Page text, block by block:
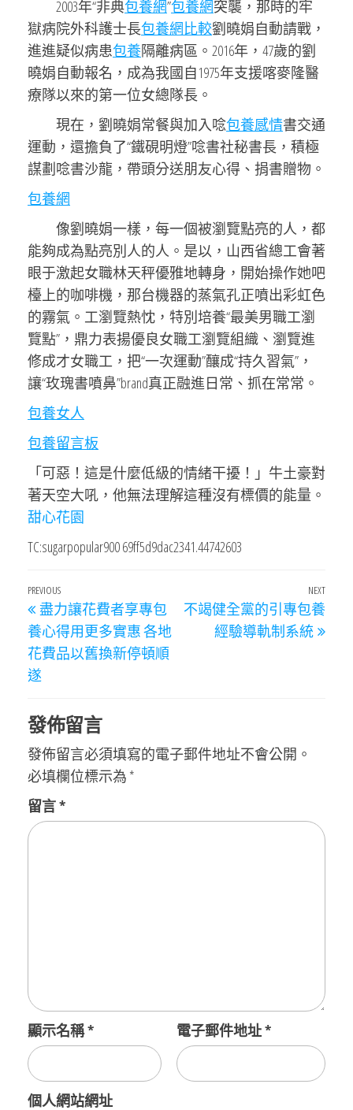
2003年“非典包養網”包養網突襲，那時的牢
獄病院外科護士長包養網比較劉曉娟自動請戰，
進進疑似病患包養隔離病區。2016年，47歲的劉
曉娟自動報名，成為我國自1975年支援喀麥隆醫
療隊以來的第一位女總隊長。
現在，劉曉娟常餐與加入唸包養感情書交通
運動，還擔負了“鐵硯明燈”唸書社秘書長，積極
謀劃唸書沙龍，帶頭分送朋友心得、捐書贈物。
包養網
像劉曉娟一樣，每一個被瀏覽點亮的人，都
能夠成為點亮別人的人。是以，山西省總工會著
眼于激起女職林天秤優雅地轉身，開始操作她吧
檯上的咖啡機，那台機器的蒸氣孔正噴出彩虹色
的霧氣。工瀏覽熱忱，特別培養“最美男職工瀏
覽點”，鼎力表揚優良女職工瀏覽組織、瀏覽進
修成才女職工，把“一次運動”釀成“持久習氣”，
讓“玫瑰書噴鼻”brand真正融進日常、抓在常常。
包養女人
包養留言板
「可惡！這是什麼低級的情緒干擾！」牛土豪對
著天空大吼，他無法理解這種沒有標價的能量。
甜心花園
TC:sugarpopular900 69ff5d9dac2341.44742603
文
章
導
覽
Previous
Post
PREVIOUS
盡力讓花費者享專包
養心得用更多實惠 各地
花費品以舊換新停頓順
遂
Next
Post
NEXT
不竭健全黨的引專包養
經驗導軌制系統
發佈留言
發佈留言必須填寫的電子郵件地址不會公開。
必填欄位標示為 *
留言*
顯示名稱* 電子郵件地址*
個人網站網址